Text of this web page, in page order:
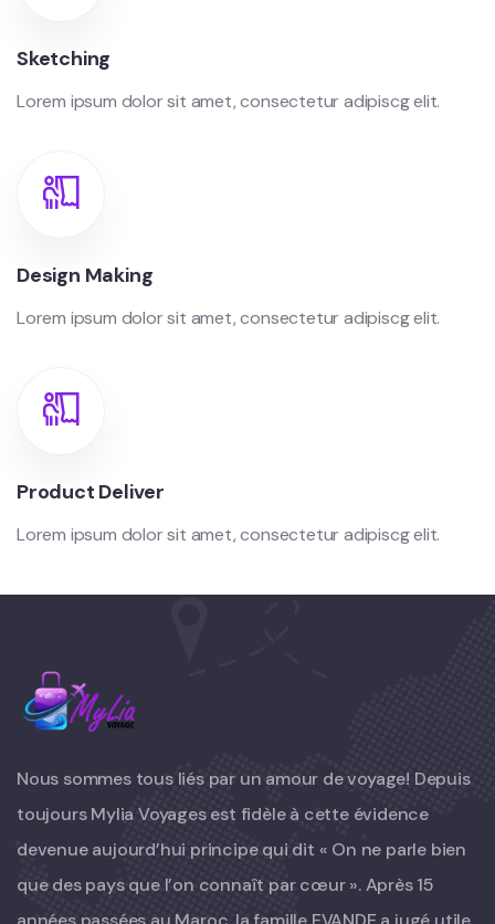
Sketching
Lorem ipsum dolor sit amet, consectetur adipiscg elit.
Design Making
Lorem ipsum dolor sit amet, consectetur adipiscg elit.
Product Deliver
Lorem ipsum dolor sit amet, consectetur adipiscg elit.
Nous sommes tous liés par un amour de voyage! Depuis
toujours Mylia Voyages est fidèle à cette évidence
devenue aujourd’hui principe qui dit « On ne parle bien
que des pays que l’on connaît par cœur ». Après 15